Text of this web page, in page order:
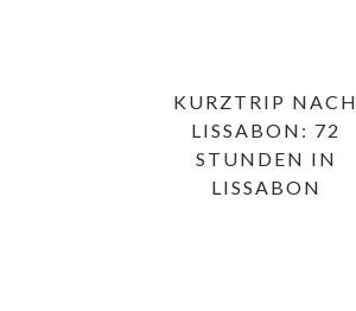
KURZTRIP NACH
LISSABON: 72
STUNDEN IN
LISSABON